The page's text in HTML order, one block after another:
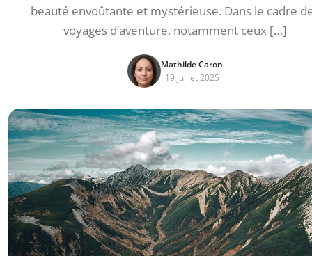
beauté envoûtante et mystérieuse. Dans le cadre
voyages d’aventure, notamment ceux […]
Mathilde Caron
19 juillet 2025